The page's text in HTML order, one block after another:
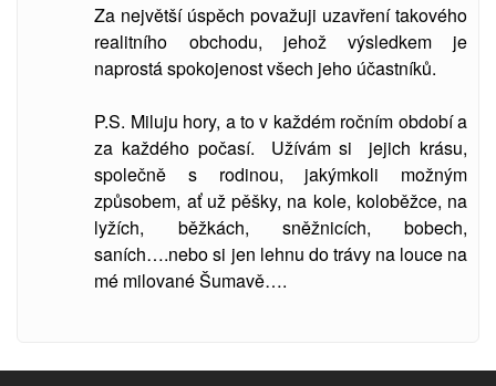
Za největší úspěch považuji uzavření takového
realitního obchodu, jehož výsledkem je
naprostá spokojenost všech jeho účastníků.
P.S. Miluju hory, a to v každém ročním období a
za každého počasí. Užívám si jejich krásu,
společně s rodinou, jakýmkoli možným
způsobem, ať už pěšky, na kole, koloběžce, na
lyžích, běžkách, sněžnicích, bobech,
saních….nebo si jen lehnu do trávy na louce na
mé milované Šumavě….